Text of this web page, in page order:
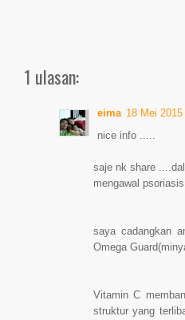
1 ulasan:
eima 18 Mei
nice info .....
saje nk share
mengawal
saya cadangkan
Omega
Vitamin C
struktur yang